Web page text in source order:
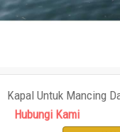
Kapal Untuk Mancing
Hubungi Kami